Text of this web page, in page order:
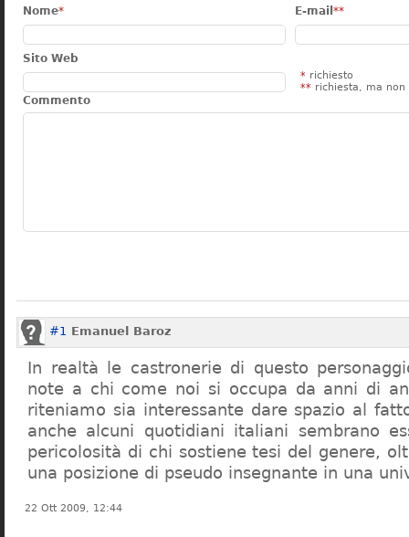
Nome* E-mail **
Sito Web
* richiesto
** richiesta, ma non
Commento
#1 Emanuel Baroz
In realtà le castronerie di questo
note a chi come noi si occupa da anni di
riteniamo sia interessante dare spazio al fatto
anche alcuni quotidiani italiani sembrano
pericolosità di chi sostiene tesi del genere,
una posizione di pseudo insegnante in una
22 Ott 2009, 12:44